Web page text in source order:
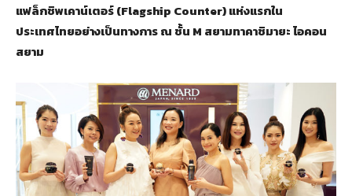
แฟล็กชิพเคาน์เตอร์ (Flagship Counter) แห่งแรกใน
ประเทศไทยอย่างเป็นทางการ ณ ชั้น M สยามทาคาชิมายะ ไอคอน
สยาม